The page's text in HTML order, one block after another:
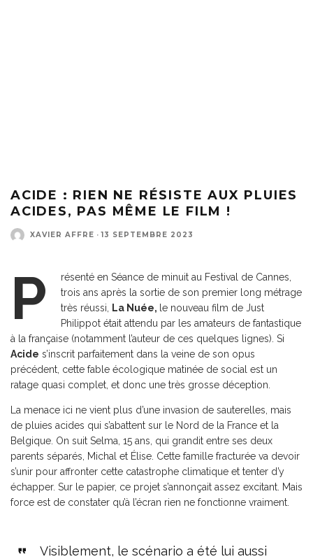
ACIDE : RIEN NE RÉSISTE AUX PLUIES
ACIDES, PAS MÊME LE FILM !
XAVIER AFFRE · 13 SEPTEMBRE 2023
P
résenté en Séance de minuit au Festival de Cannes,
trois ans après la sortie de son premier long métrage
très réussi,
La Nuée, le nouveau film de Just
Philippot était attendu par les amateurs de fantastique
à la française (notamment l’auteur de ces quelques lignes). Si
Acide s’inscrit parfaitement dans la veine de son opus
précédent, cette fable écologique matinée de social est un
ratage quasi complet, et donc une très grosse déception.
La menace ici ne vient plus d’une invasion de sauterelles, mais
de pluies acides qui s’abattent sur le Nord de la France et la
Belgique. On suit Selma, 15 ans, qui grandit entre ses deux
parents séparés, Michal et Élise. Cette famille fracturée va devoir
s’unir pour affronter cette catastrophe climatique et tenter d’y
échapper. Sur le papier, ce projet s’annonçait assez excitant. Mais
force est de constater qu’à l’écran rien ne fonctionne vraiment.
Visiblement, le scénario a été lui aussi